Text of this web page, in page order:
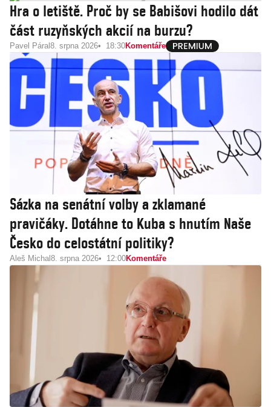
Hra o letiště. Proč by se Babišovi hodilo dát
část ruzyňských akcií na burzu?
Pavel Páral 8. srpna 2026 18:30Komentáře
Sázka na senátní volby a zklamané
pravičáky. Dotáhne to Kuba s hnutím Naše
Česko do celostátní politiky?
Aleš Michal 8. srpna 2026 12:00Komentáře